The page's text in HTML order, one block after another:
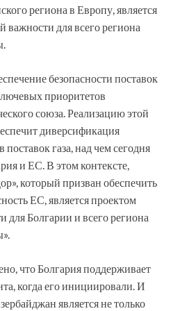
региона в Европу, является
важности для всего региона
безопасности поставок
приоритетов
союза. Реализацию этой
диверсификация
газа, над чем сегодня
и ЕС. В этом контексте,
который призван обеспечить
ЕС, является проектом
для Болгарии и всего региона
что Болгария поддерживает
когда его инициировали. И
является не только